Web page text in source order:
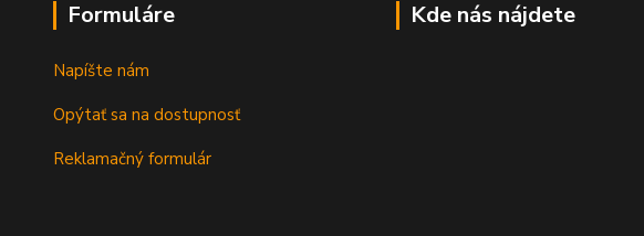
Formuláre
Napíšte nám
Opýtať sa na dostupnosť
Reklamačný formulár
Kde nás nájdete